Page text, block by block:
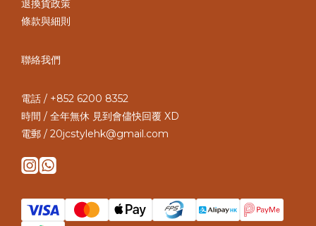
退換貨政策
條款與細則
聯絡我們
電話 / +852 6200 8352
時間 / 全年無休 見到會儘快回覆 XD
電郵 / 20jcstylehk@gmail.com